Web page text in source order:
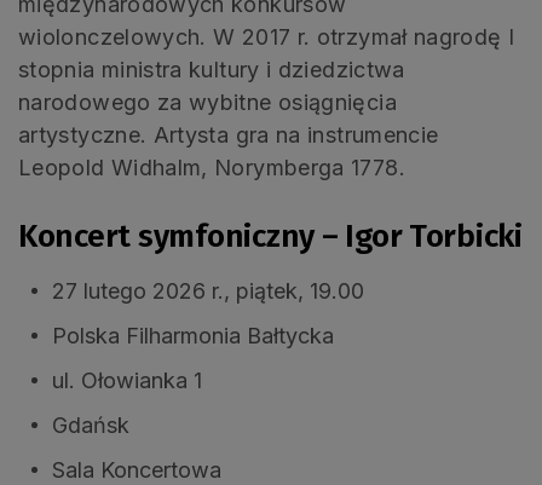
wiolonczelowych. W 2017 r. otrzymał nagrodę I
stopnia ministra kultury i dziedzictwa
narodowego za wybitne osiągnięcia
artystyczne. Artysta gra na instrumencie
Leopold Widhalm, Norymberga 1778.
Koncert symfoniczny – Igor Torbicki
27 lutego 2026 r., piątek, 19.00
Polska Filharmonia Bałtycka
ul. Ołowianka 1
Gdańsk
Sala Koncertowa